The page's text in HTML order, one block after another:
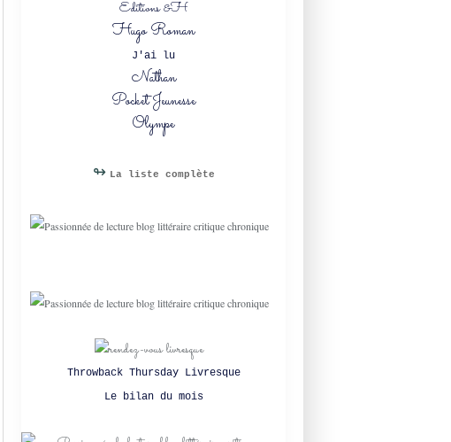
Editions &H
Hugo Roman
J'ai lu
Nathan
Pocket Jeunesse
Olympe
↬ La liste complète
Throwback Thursday Livresque
Le bilan du mois